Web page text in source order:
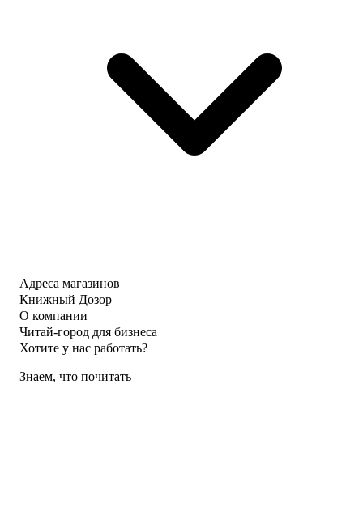
Адреса магазинов
Книжный Дозор
О компании
Читай-город для бизнеса
Хотите у нас работать?
Знаем, что почитать